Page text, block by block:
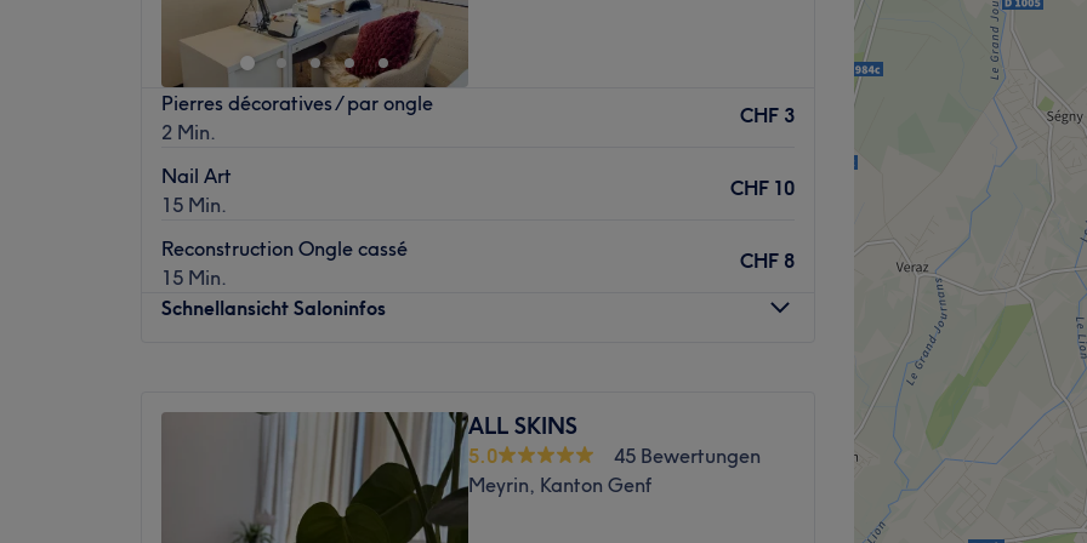
Sonntag
Geschlossen
Salon privé réservé aux dames et demoiselles. Possibilité de soin à
domicile après notre premier RDV.
Pierres décoratives / par ongle
2 Min.
CHF 3
Nail Art
15 Min.
CHF 10
Reconstruction Ongle cassé
15 Min.
CHF 8
Schnellansicht Saloninfos
09:00 –19:00
Donnerstag
09:00–19:00
09:00–19:00
Samstag
09:00
ALL SKINS
5.0
45 Bewertungen
Meyrin, Kanton Genf